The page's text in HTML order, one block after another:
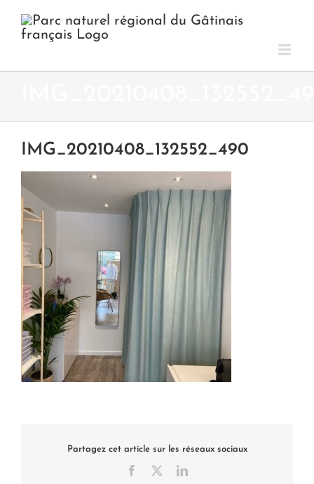
contenu
IMG_20210408_132552_490
Partagez cet article sur les réseaux sociaux
Facebook LinkedIn